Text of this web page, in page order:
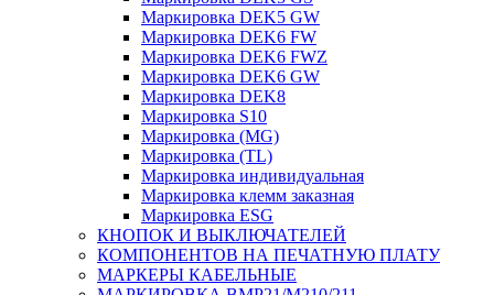
Маркировка DEK5 GW
Маркировка DEK6 FW
Маркировка DEK6 FWZ
Маркировка DEK6 GW
Маркировка DEK8
Маркировка S10
Маркировка (MG)
Маркировка (TL)
Маркировка индивидуальная
Маркировка клемм заказная
Маркировка ESG
КНОПОК И ВЫКЛЮЧАТЕЛЕЙ
КОМПОНЕНТОВ НА ПЕЧАТНУЮ ПЛАТУ
МАРКЕРЫ КАБЕЛЬНЫЕ